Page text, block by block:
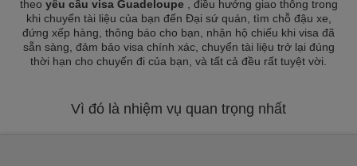
theo yêu cầu visa Guadeloupe
, điều hướng giao thông trong
khi chuyển tài liệu của bạn đến Đại sứ quán, tìm chỗ đậu xe,
đứng xếp hàng, thông báo cho bạn, nhận hộ chiếu khi visa đã
sẵn sàng, đảm bảo visa chính xác, chuyển tài liệu trở lại đúng
thời hạn cho chuyến đi của bạn, và tất cả đều rất tuyệt vời.
Vì đó là nhiệm vụ quan trọng nhất